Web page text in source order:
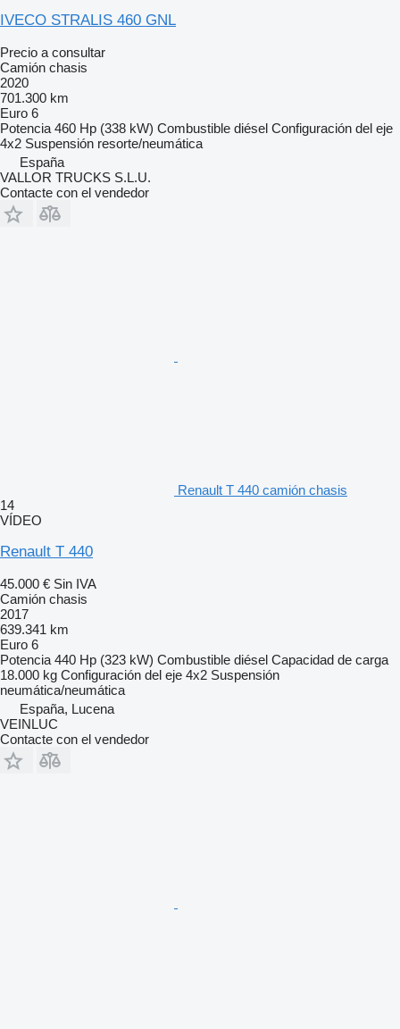
IVECO STRALIS 460 GNL
Precio a consultar
Camión chasis
2020
701.300 km
Euro 6
Potencia 460 Hp (338 kW) Combustible diésel Configuración del eje
4x2 Suspensión resorte/neumática
España
VALLOR TRUCKS S.L.U.
Contacte con el vendedor
Renault T 440 camión chasis
14
VÍDEO
Renault T 440
45.000 € Sin IVA
Camión chasis
2017
639.341 km
Euro 6
Potencia 440 Hp (323 kW) Combustible diésel Capacidad de carga
18.000 kg Configuración del eje 4x2 Suspensión
neumática/neumática
España, Lucena
VEINLUC
Contacte con el vendedor